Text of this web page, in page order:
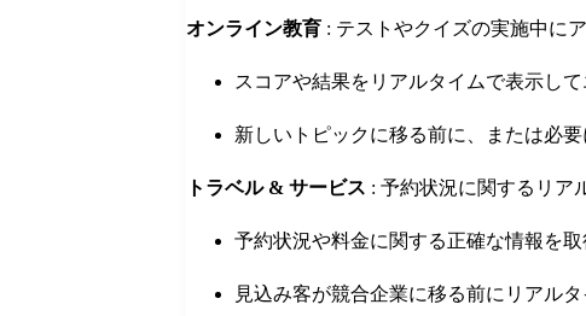
オンライン教育 : テストやクイズの実施中に
スコアや結果をリアルタイムで表示し
新しいトピックに移る前に、または必
トラベル & サービス : 予約状況に関するリア
予約状況や料金に関する正確な情報を
見込み客が競合企業に移る前にリアル